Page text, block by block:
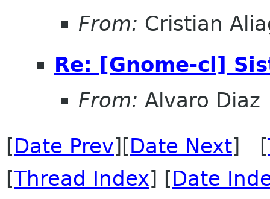
From: Cristian
Re: [Gnome-cl]
From: Alvaro Diaz
[Date Prev][Date Next] [
[Thread Index] [Date